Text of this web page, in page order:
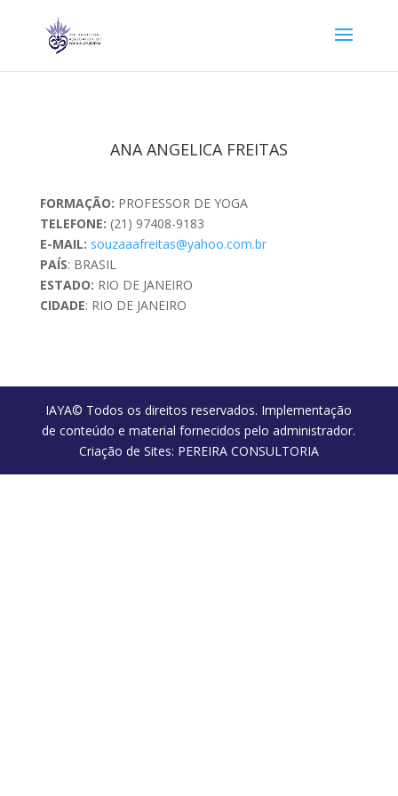
ANA ANGELICA FREITAS
FORMAÇÃO: PROFESSOR DE YOGA
TELEFONE: (21) 97408-9183
E-MAIL: souzaaafreitas@yahoo.com.br
PAÍS: BRASIL
ESTADO: RIO DE JANEIRO
CIDADE: RIO DE JANEIRO
IAYA© Todos os direitos reservados. Implementação
de conteúdo e material fornecidos pelo administrador.
Criação de Sites: PEREIRA CONSULTORIA